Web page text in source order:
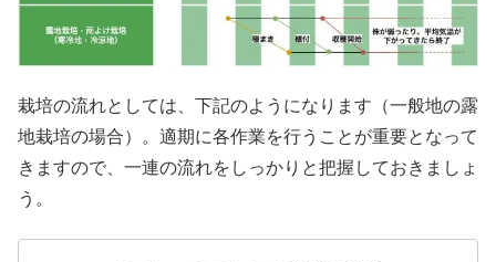
栽培の流れとしては、下記のようになります（一般地の露
地栽培の場合）。適期に各作業を行うことが重要となって
きますので、一連の流れをしっかりと把握しておきましょ
う。